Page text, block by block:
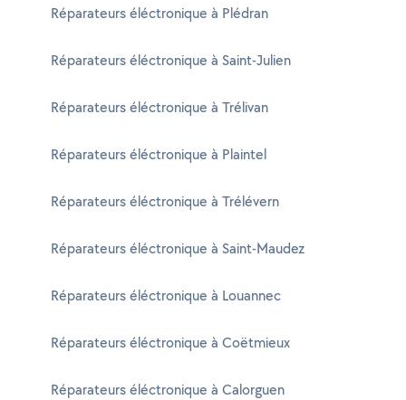
Réparateurs éléctronique à Plédran
Réparateurs éléctronique à Saint-Julien
Réparateurs éléctronique à Trélivan
Réparateurs éléctronique à Plaintel
Réparateurs éléctronique à Trélévern
Réparateurs éléctronique à Saint-Maudez
Réparateurs éléctronique à Louannec
Réparateurs éléctronique à Coëtmieux
Réparateurs éléctronique à Calorguen